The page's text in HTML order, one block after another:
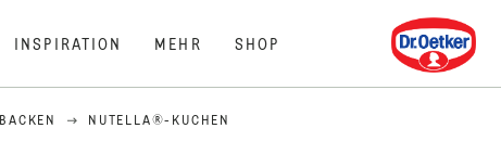
INSPIRATION MEHR SHOP
Dr. Oetker
BACKEN NUTELLA®-KUCHEN